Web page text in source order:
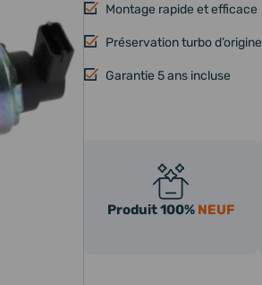
Montage rapide et efficace
Préservation turbo d’origine
Garantie 5 ans incluse
Produit 100% NEUF